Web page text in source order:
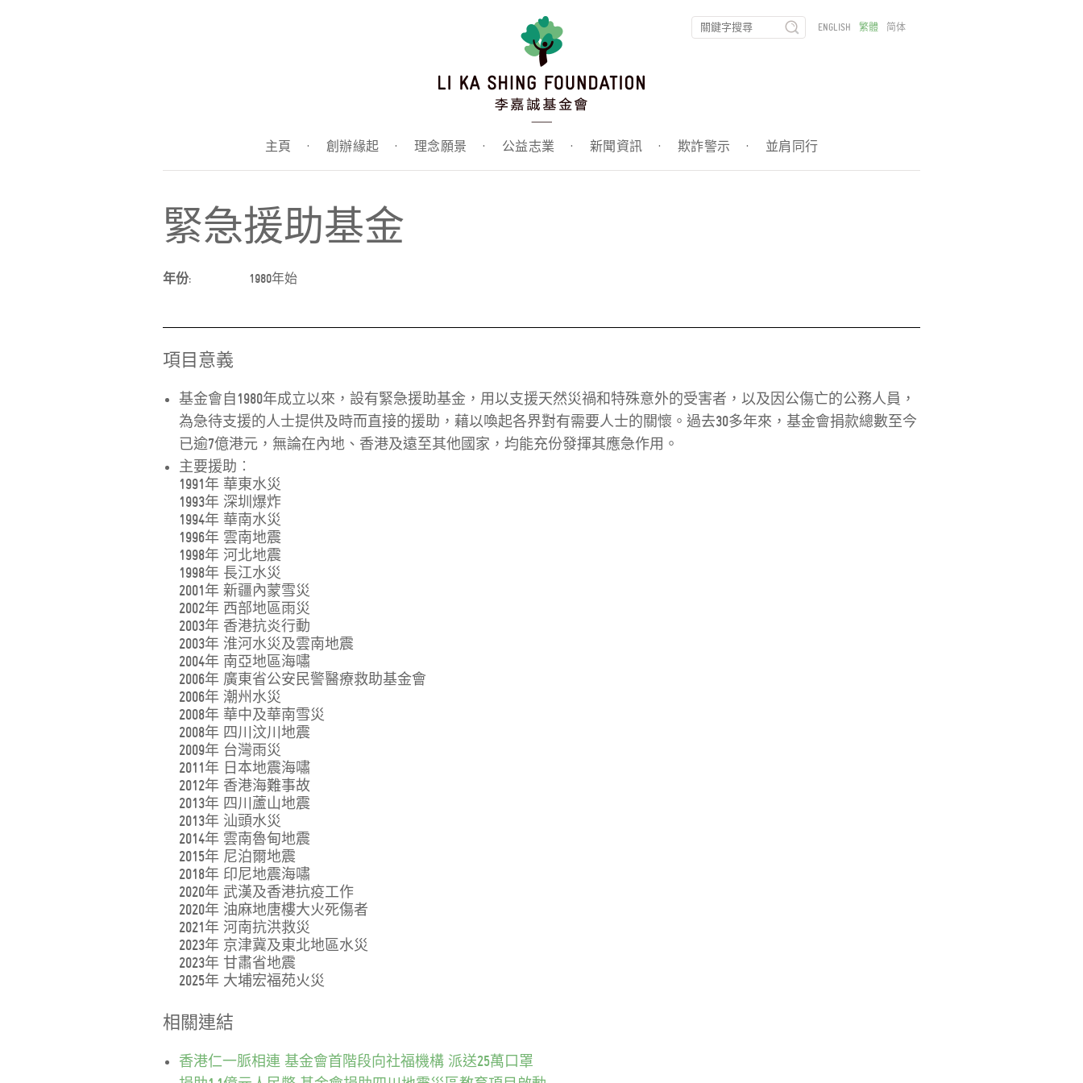
主頁 · 創辦緣起 · 理念願景 · 公益志業 · 新聞資訊 · 欺詐警示 · 並肩同行
ENGLISH 繁體 简体
緊急援助基金
年份: 1980年始
項目意義
基金會自1980年成立以來，設有緊急援助基金，用以支援天然災禍和特殊意外的受害者，以及因公傷亡的公務人員，
為急待支援的人士提供及時而直接的援助，藉以喚起各界對有需要人士的關懷。過去30多年來，基金會捐款總數至今
已逾7億港元，無論在內地、香港及遠至其他國家，均能充份發揮其應急作用。
主要援助︰
1991年 華東水災
1993年 深圳爆炸
1994年 華南水災
1996年 雲南地震
1998年 河北地震
1998年 長江水災
2001年 新疆內蒙雪災
2002年 西部地區雨災
2003年 香港抗炎行動
2003年 淮河水災及雲南地震
2004年 南亞地區海嘯
2006年 廣東省公安民警醫療救助基金會
2006年 潮州水災
2008年 華中及華南雪災
2008年 四川汶川地震
2009年 台灣雨災
2011年 日本地震海嘯
2012年 香港海難事故
2013年 四川蘆山地震
2013年 汕頭水災
2014年 雲南魯甸地震
2015年 尼泊爾地震
2018年 印尼地震海嘯
2020年 武漢及香港抗疫工作
2020年 油麻地唐樓大火死傷者
2021年 河南抗洪救災
2023年 京津冀及東北地區水災
2023年 甘肅省地震
2025年 大埔宏福苑火災
相關連結
香港仁一脈相連 基金會首階段向社福機構 派送25萬口罩